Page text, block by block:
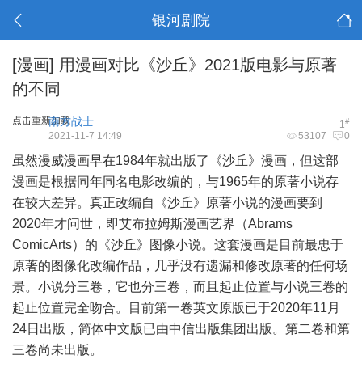
银河剧院
[漫画] 用漫画对比《沙丘》2021版电影与原著
的不同
点击重新加载 1#
南方战士
53107 0
2021-11-7 14:49
虽然漫威漫画早在1984年就出版了《沙丘》漫画，但这部
漫画是根据同年同名电影改编的，与1965年的原著小说存
在较大差异。真正改编自《沙丘》原著小说的漫画要到
2020年才问世，即艾布拉姆斯漫画艺界（Abrams
ComicArts）的《沙丘》图像小说。这套漫画是目前最忠于
原著的图像化改编作品，几乎没有遗漏和修改原著的任何场
景。小说分三卷，它也分三卷，而且起止位置与小说三卷的
起止位置完全吻合。目前第一卷英文原版已于2020年11月
24日出版，简体中文版已由中信出版集团出版。第二卷和第
三卷尚未出版。